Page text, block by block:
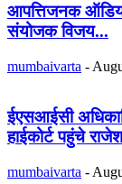
आपत्तिजनक ऑडियो
संयोजक विजय...
mumbaivarta -
ईएसआईसी
हाईकोर्ट पहुंचे
mumbaivarta -